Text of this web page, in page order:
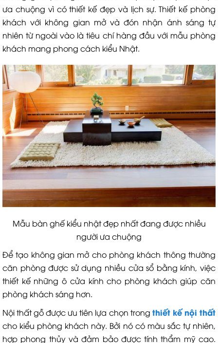
ưa chuộng vì có thiết kế đẹp và lịch sự. Thiết kế phòng
khách với không gian mở và đón nhận ánh sáng tự
nhiên từ ngoài vào là tiêu chí hàng đầu với mẫu phòng
khách mang phong cách kiểu Nhật.
Mẫu bàn ghế kiểu nhật đẹp nhất đang được nhiều
người ưa chuộng
Để tạo không gian mở cho phòng khách thông thường
căn phòng được sử dụng nhiều cửa sổ bằng kính, việc
thiết kế những ô cửa kính cho phòng khách giúp căn
phòng khách sáng hơn.
Nội thất gỗ được ưu tiên lựa chọn trong thiết kế nội thất
cho kiểu phòng khách này. Bởi nó có màu sắc tự nhiên,
hợp phong thủy và đảm bảo được tính thẩm mỹ cao.